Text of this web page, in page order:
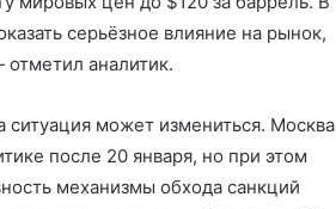
серьёзное влияние на рынок,
аналитик.
может измениться. Москва
после 20 января, но при этом
механизмы обхода санкций